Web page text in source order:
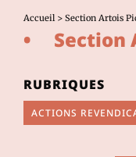
Accueil>Section Artois
Section
RUBRIQUES
ACTIONS